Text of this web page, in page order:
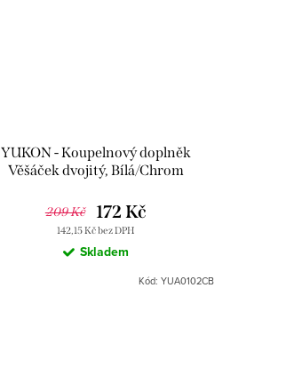
YUKON - Koupelnový doplněk
Věšáček dvojitý, Bílá/Chrom
209 Kč
142,15 Kč bez DPH
172 Kč
Skladem
Kód: YUA0102CB